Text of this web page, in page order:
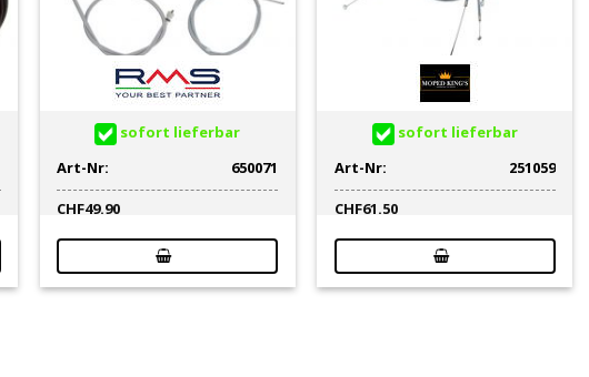
sofort lieferbar
Art-Nr:
650071
CHF49.90
sofort lieferbar
Art-Nr:
251059
CHF61.50